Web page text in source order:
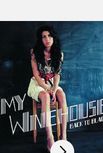
Scroll right